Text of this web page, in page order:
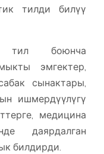
тилди билүү
тил боюнча
эмгектер,
сынактары,
ишмердүүлүгү
медицина
даярдалган
билдирди.